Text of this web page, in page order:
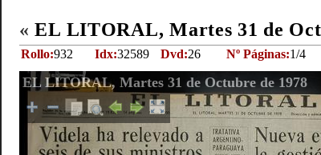
« EL LITORAL, Martes 31 de
Rollo:932 Idx:32589 Dvd:26 Nº Páginas:1/4
EL LITORAL, Martes 31 de Octubre de 1978